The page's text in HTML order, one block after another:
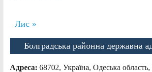
Лис »
Болградська районна державна
Адреса: 68702, Україна, Одеська